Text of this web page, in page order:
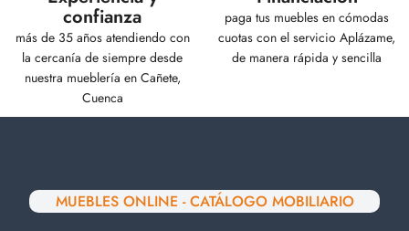
confianza
más de 35 años atendiendo con
la cercanía de siempre desde
nuestra mueblería en Cañete,
Cuenca
paga tus muebles en cómodas
cuotas con el servicio Aplázame,
de manera rápida y sencilla
MUEBLES ONLINE - CATÁLOGO MOBILIARIO